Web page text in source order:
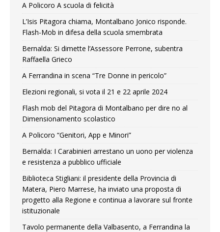
A Policoro A scuola di felicità
L’Isis Pitagora chiama, Montalbano Jonico risponde.
Flash-Mob in difesa della scuola smembrata
Bernalda: Si dimette l’Assessore Perrone, subentra
Raffaella Grieco
A Ferrandina in scena “Tre Donne in pericolo”
Elezioni regionali, si vota il 21 e 22 aprile 2024
Flash mob del Pitagora di Montalbano per dire no al
Dimensionamento scolastico
A Policoro “Genitori, App e Minori”
Bernalda: I Carabinieri arrestano un uono per violenza
e resistenza a pubblico ufficiale
Biblioteca Stigliani: il presidente della Provincia di
Matera, Piero Marrese, ha inviato una proposta di
progetto alla Regione e continua a lavorare sul fronte
istituzionale
Tavolo permanente della Valbasento, a Ferrandina la